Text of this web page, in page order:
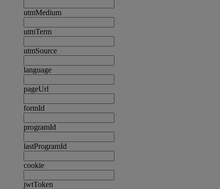
utmMedium
utmTerm
utmSource
language
pageUrl
formId
programId
lastProgramId
cookie
jwtToken